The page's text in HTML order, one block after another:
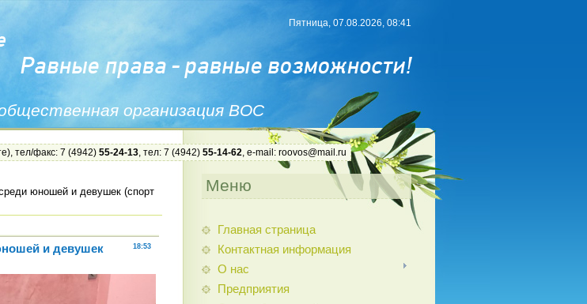
организация ВОС
Пятница, 07.08.2026, 08:41
), тел/факс: 7 (4942) 55-24-13, тел: 7 (4942) 55-14-62, e-mail: roovos@mail.ru
юношей и девушек (спорт
18:53
и девушек
Меню
Главная страница
Контактная информация
О нас
Предприятия